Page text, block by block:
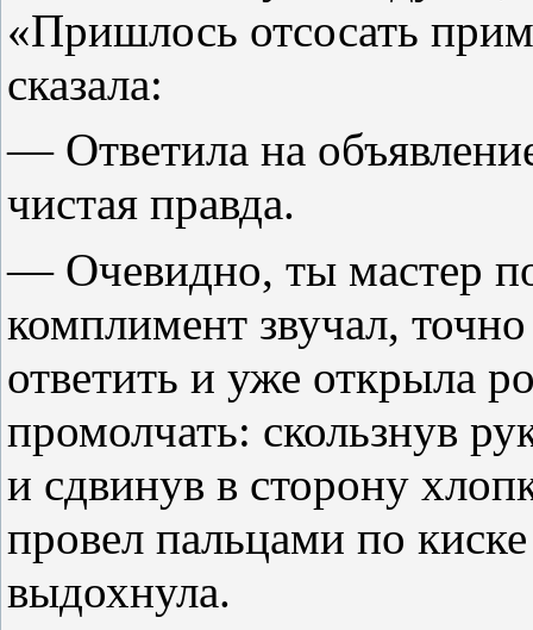
«Пришлось отсосать
сказала:
— Ответила на
чистая правда.
— Очевидно, ты мастер
комплимент звучал,
ответить и уже открыла
промолчать: скользнув
и сдвинув в сторону
провел пальцами по
выдохнула.